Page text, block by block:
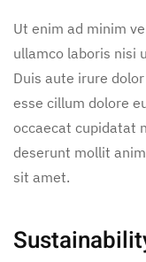
Ut enim ad minim
ullamco laboris nisi
Duis aute irure
esse cillum dolore
occaecat cupidatat
deserunt mollit
sit amet.